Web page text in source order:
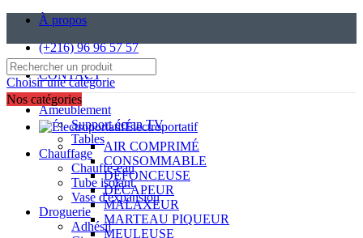
À propos
(+216) 96 96 57 57
CONTACT
Choisir une catégorie
Ameublement
Support écran TV
Tables
Chauffage
Chauffe-eau
Tube isolant
Vase d'expansion
Droguerie
Adhésif
Nos catégories
Électroportatif
AIR COMPRIMÉ
CONSOMMABLE
DÉFONCEUSE
DÉCAPEUR
MALAXEUR
MARTEAU PIQUEUR
MEULEUSE